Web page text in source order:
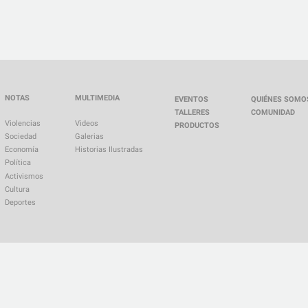
NOTAS
Violencias
Sociedad
Economía
Política
Activismos
Cultura
Deportes
MULTIMEDIA
Videos
Galerias
Historias Ilustradas
EVENTOS
TALLERES
PRODUCTOS
QUIÉNES
COMUNIDAD